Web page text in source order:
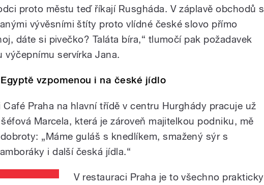
proto městu teď říkají Rusgháda. V záplavě obchodů s
vývěsními štíty proto vlídné české slovo přímo
dáte si pivečko? Taláta bíra,“ tlumočí pak požadavek
výčepnímu servírka Jana.
vzpomenou i na české jídlo
Café Praha na hlavní třídě v centru Hurghády pracuje už
Marcela, která je zároveň majitelkou podniku, mě
„Máme guláš s knedlíkem, smažený sýr s
i další česká jídla.“
V restauraci Praha je to všechno prakticky